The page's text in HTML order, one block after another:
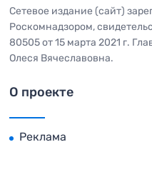
Сетевое издание (сайт)
Роскомнадзором,
80505 от 15 марта 2021 г.
Олеся Вячеславовна.
О проекте
Реклама